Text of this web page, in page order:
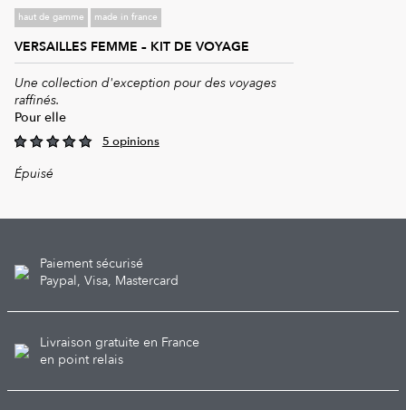
haut de gamme made in france
VERSAILLES FEMME – KIT DE VOYAGE
Une collection d'exception pour des voyages
raffinés.
Pour elle
4.80
5 opinions
Épuisé
Paiement sécurisé
Paypal, Visa, Mastercard
Livraison gratuite en France
en point relais